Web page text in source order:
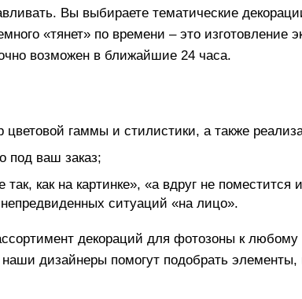
Вы выбираете тематические
«тянет» по времени – это изготовление
возможен в ближайшие 24 часа.
гаммы и стилистики, а также
под ваш заказ;
как на картинке», «а вдруг не поместится
ситуаций «на лицо».
декораций для фотозоны к
дизайнеры помогут подобрать